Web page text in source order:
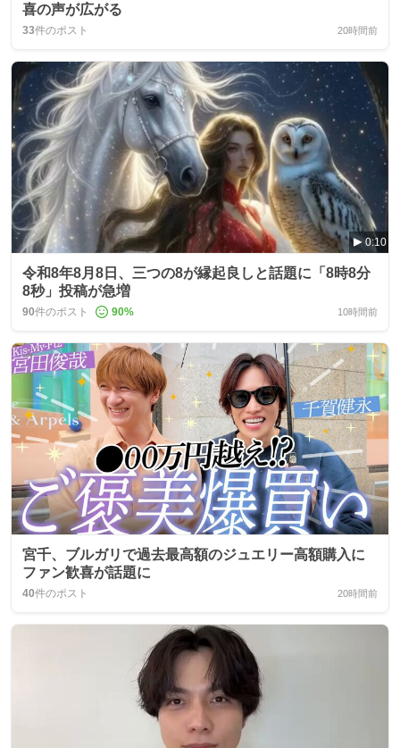
喜の声が広がる
33件のポスト 20時間前
0:10
令和8年8月8日、三つの8が縁起良しと話題に「8時8分
8秒」投稿が急増
90件のポスト 90% 10時間前
宮千、ブルガリで過去最高額のジュエリー高額購入に
ファン歓喜が話題に
40件のポスト 20時間前